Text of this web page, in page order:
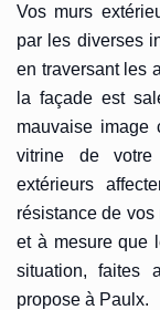
Vos murs
par les diverses
en traversant les
la façade est
mauvaise image
vitrine de votre
extérieurs
résistance de
et à mesure que
situation, faites
propose à Paulx.